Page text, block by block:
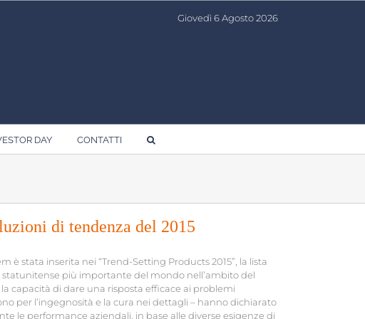
Giovedì 6 Agosto 2026
DAY CONTATTI
di tendenza del 2015
è stata inserita nei “Trend-Setting Products 2015”, la lista
più importante del mondo nell’ambito del
capacità di dare una risposta efficace ai problemi
per l’ingegnosità e la cura nei dettagli – hanno dichiarato
le performance aziendali, in base alle diverse esigenze di